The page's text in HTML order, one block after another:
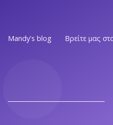
Mandy's blog
MEDIA PRESS
Βρείτε μας